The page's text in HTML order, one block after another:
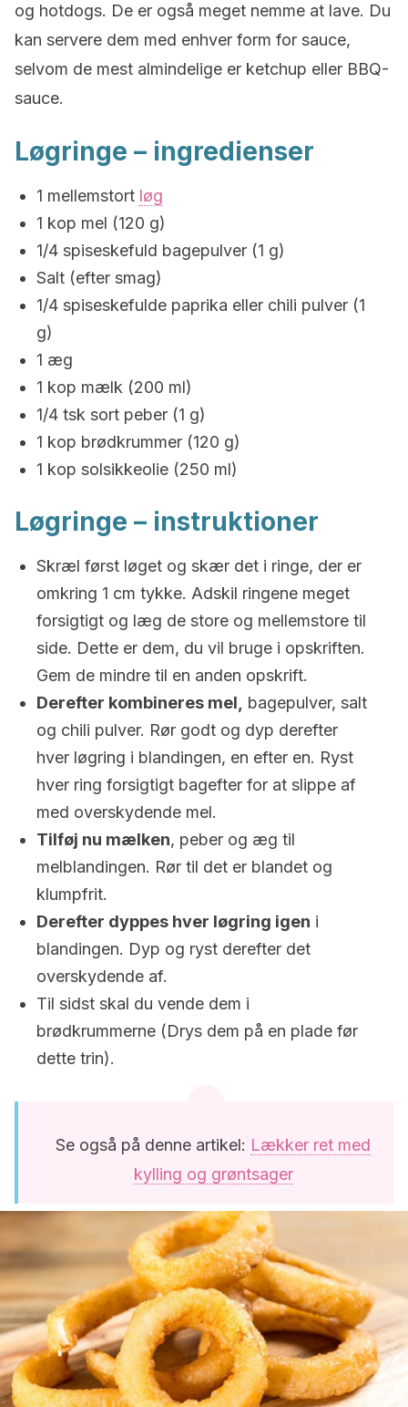
og hotdogs. De er også meget nemme at lave. Du
kan servere dem med enhver form for sauce,
selvom de mest almindelige er ketchup eller BBQ-
sauce.
Løgringe – ingredienser
1 mellemstort løg
1 kop mel (120 g)
1/4 spiseskefuld bagepulver (1 g)
Salt (efter smag)
1/4 spiseskefulde paprika eller chili pulver (1
g)
1 æg
1 kop mælk (200 ml)
1/4 tsk sort peber (1 g)
1 kop brødkrummer (120 g)
1 kop solsikkeolie (250 ml)
Løgringe – instruktioner
Skræl først løget og skær det i ringe, der er
omkring 1 cm tykke. Adskil ringene meget
forsigtigt og læg de store og mellemstore til
side. Dette er dem, du vil bruge i opskriften.
Gem de mindre til en anden opskrift.
Derefter kombineres mel,
bagepulver, salt
og chili pulver. Rør godt og dyp derefter
hver løgring i blandingen, en efter en. Ryst
hver ring forsigtigt bagefter for at slippe af
med overskydende mel.
Tilføj nu mælken, peber og æg til
melblandingen. Rør til det er blandet og
klumpfrit.
Derefter dyppes hver løgring igen i
blandingen. Dyp og ryst derefter det
overskydende af.
Til sidst skal du vende dem i
brødkrummerne (Drys dem på en plade før
dette trin).
Se også på denne artikel: Lækker ret med
kylling og grøntsager